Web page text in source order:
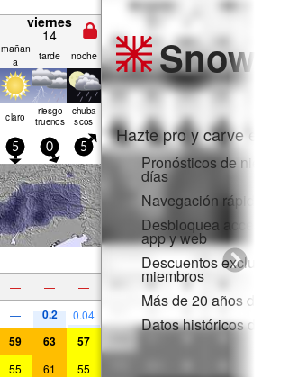
viernes
14
mañan
a
tarde noche
claro riesgo
truenos
chuba
scos
5 0 5
— — —
— 0.2 0.04
59 63 57
55 61 55
Snow
Hazte pro y carve en:
Pronósticos de nieve
días
Navegación rápida sin
Desbloquea acceso
app y web
Descuentos exclusivos
miembros
Más de 20 años de
Datos históricos de